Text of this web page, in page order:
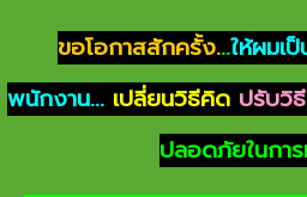
ขอโอกาสสักครั้ง...ให้ผมเ
พนักงาน... เปลี่ยนวิธีคิด ปรับวิ
ปลอดภัยในการ